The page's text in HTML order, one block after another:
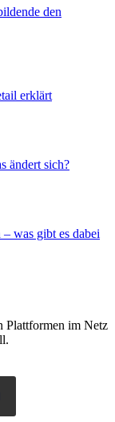
den
erklärt
ändert sich?
was gibt es dabei
Plattformen im Netz